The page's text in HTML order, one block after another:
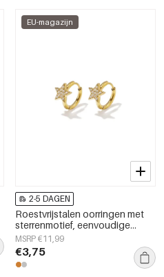
EU-magazijn
2-5 DAGEN
Roestvrijstalen oorringen met
sterrenmotief, eenvoudige
dagelijkse sieradenserie voor
dames.
MSRP €11,99
€3,75